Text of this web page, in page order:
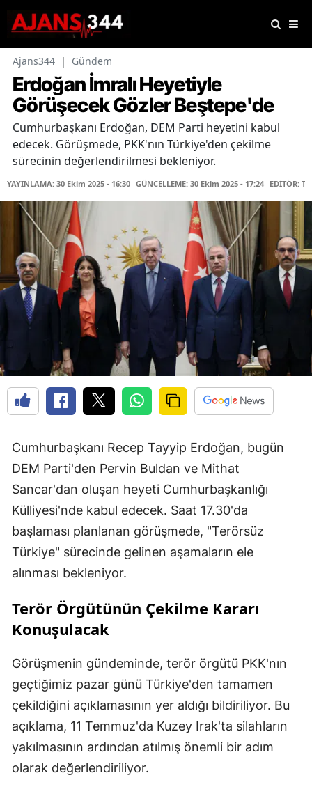
Ajans344 | Gündem
Erdoğan İmralı Heyetiyle
Görüşecek Gözler Beştepe'de
Cumhurbaşkanı Erdoğan, DEM Parti heyetini kabul
edecek. Görüşmede, PKK'nın Türkiye'den çekilme
sürecinin değerlendirilmesi bekleniyor.
YAYINLAMA: 30 Ekim 2025 - 16:30 GÜNCELLEME: 30 Ekim 2025 - 17:24 EDİTÖR:
Cumhurbaşkanı Recep Tayyip Erdoğan, bugün
DEM Parti'den Pervin Buldan ve Mithat
Sancar'dan oluşan heyeti Cumhurbaşkanlığı
Külliyesi'nde kabul edecek. Saat 17.30'da
başlaması planlanan görüşmede, "Terörsüz
Türkiye" sürecinde gelinen aşamaların ele
alınması bekleniyor.
Terör Örgütünün Çekilme Kararı
Konuşulacak
Görüşmenin gündeminde, terör örgütü PKK'nın
geçtiğimiz pazar günü Türkiye'den tamamen
çekildiğini açıklamasının yer aldığı bildiriliyor. Bu
açıklama, 11 Temmuz'da Kuzey Irak'ta silahların
yakılmasının ardından atılmış önemli bir adım
olarak değerlendiriliyor.